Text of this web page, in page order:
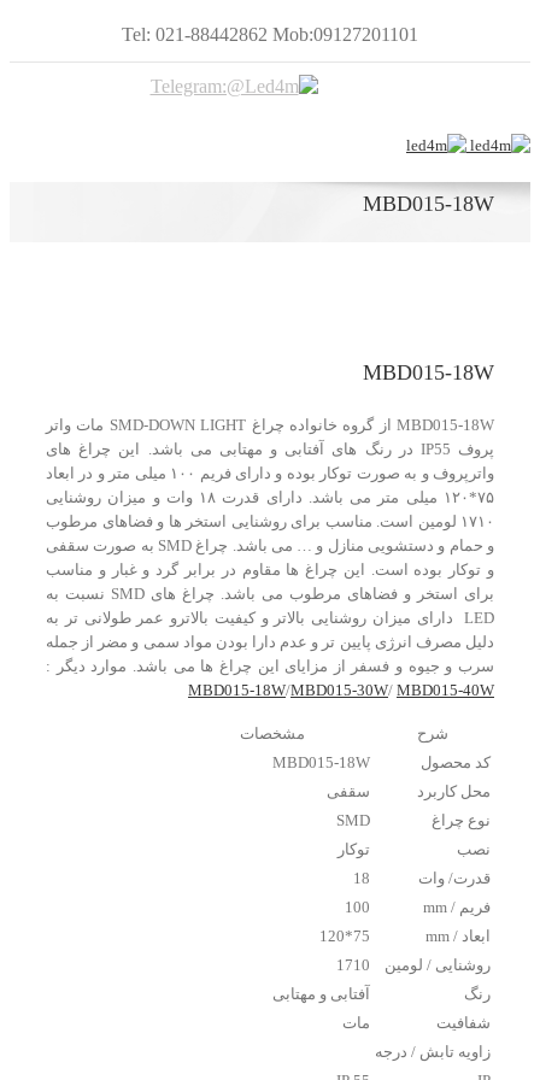
Tel: 021-88442862 Mob:09127201101
MBD015-18W
MBD015-18W
MBD015-18W از گروه خانواده چراغ SMD-DOWN LIGHT مات واتر
پروف IP55 در رنگ های آفتابی و مهتابی می باشد. این چراغ های
واترپروف و به صورت توکار بوده و دارای فریم ۱۰۰ میلی متر و در ابعاد
۷۵*۱۲۰ میلی متر می باشد. دارای قدرت ۱۸ وات و میزان روشنایی
۱۷۱۰ لومین است. مناسب برای روشنایی استخر ها و فضاهای مرطوب
و حمام و دستشویی منازل و … می باشد. چراغ SMD به صورت سقفی
و توکار بوده است. این چراغ ها مقاوم در برابر گرد و غبار و مناسب
برای استخر و فضاهای مرطوب می باشد. چراغ های SMD نسبت به
LED دارای میزان روشنایی بالاتر و کیفیت بالاترو عمر طولانی تر به
دلیل مصرف انرژی پایین تر و عدم دارا بودن مواد سمی و مضر از جمله
سرب و جیوه و فسفر از مزایای این چراغ ها می باشد. موارد دیگر :
MBD015-18W/MBD015-30W/ MBD015-40W
شرح
مشخصات
کد محصول
MBD015-18W
محل کاربرد
سقفی
نوع چراغ
SMD
نصب
توکار
قدرت/ وات
18
فریم / mm
100
ابعاد / mm
75*120
روشنایی / لومین
1710
رنگ
آفتابی و مهتابی
شفافیت
مات
زاویه تابش / درجه